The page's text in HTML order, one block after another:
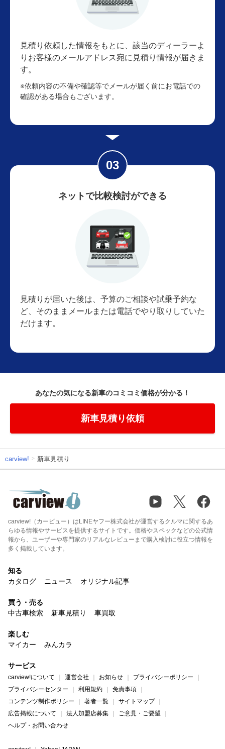
見積り依頼した情報をもとに、該当のディーラーよ
りお客様のメールアドレス宛に見積り情報が届きま
す。
※依頼内容の不備や確認等でメールが届く前にお電話での
確認がある場合もございます。
ネットで比較検討ができる
見積りが届いた後は、予算のご相談や試乗予約な
ど、そのままメールまたは電話でやり取りしていた
だけます。
あなたの気になる新車のコミコミ価格が分かる！
新車見積り依頼
carview! 新車見積り
carview!（カービュー）はLINEヤフー株式会社が運営するクルマに関するあ
らゆる情報やサービスを提供するサイトです。価格やスペックなどの公式情
報から、ユーザーや専門家のリアルなレビューまで購入検討に役立つ情報を
多く掲載しています。
知る
カタログ
ニュース オリジナル記事
買う・売る
中古車検索
新車見積り 車買取
楽しむ
マイカー
みんカラ
サービス
carview!について 運営会社 お知らせ
プライバシーポリシー
プライバシーセンター
利用規約
免責事項
コンテンツ制作ポリシー
著者一覧
サイトマップ
広告掲載について
法人加盟店募集
ご意見・ご要望
ヘルプ・お問い合わせ